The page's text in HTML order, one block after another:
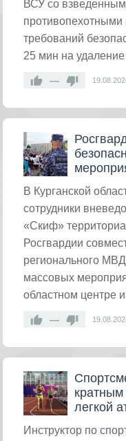
ВСУ со
требований
25 мин на
—
​В Курганской
сотрудники
«Скиф»
Росгвардии
регионального
массовых
областном центре
—
легкой
​Инструктор по